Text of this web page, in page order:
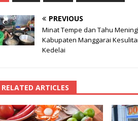
PREVIOUS
Minat Tempe dan Tahu
Kabupaten Manggarai
Kedelai
RELATED ARTICLES